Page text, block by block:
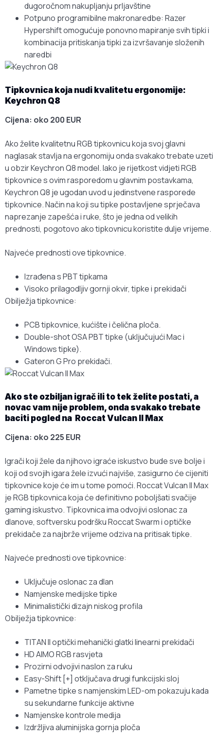
dugoročnom nakupljanju prljavštine
Potpuno programibilne makronaredbe: Razer
Hypershift omogućuje ponovno mapiranje svih tipki i
kombinacija pritiskanja tipki za izvršavanje složenih
naredbi
Tipkovnica koja nudi kvalitetu ergonomije:
Keychron Q8
Cijena: oko 200 EUR
Ako želite kvalitetnu RGB tipkovnicu koja svoj glavni
naglasak stavlja na ergonomiju onda svakako trebate uzeti
u obzir Keychron Q8 model. Iako je rijetkost vidjeti RGB
tipkovnice s ovim rasporedom u glavnim postavkama,
Keychron Q8 je ugodan uvod u jedinstvene rasporede
tipkovnice. Način na koji su tipke postavljene sprječava
naprezanje zapešća i ruke, što je jedna od velikih
prednosti, pogotovo ako tipkovnicu koristite dulje vrijeme.
Najveće prednosti ove tipkovnice.
Izrađena s PBT tipkama
Visoko prilagodljiv gornji okvir, tipke i prekidači
Obilježja tipkovnice:
PCB tipkovnice, kućište i čelična ploča.
Double-shot OSA PBT tipke (uključujući Mac i
Windows tipke).
Gateron G Pro prekidači.
Ako ste ozbiljan igrač ili to tek želite postati, a
novac vam nije problem, onda svakako trebate
baciti pogled na Roccat Vulcan II Max
Cijena: oko 225 EUR
Igrači koji žele da njihovo igraće iskustvo bude sve bolje i
koji od svojih igara žele izvući najviše, zasigurno će cijeniti
tipkovnice koje će im u tome pomoći. Roccat Vulcan II Max
je RGB tipkovnica koja će definitivno poboljšati svačije
gaming iskustvo. Tipkovnica ima odvojivi oslonac za
dlanove, softversku podršku Roccat Swarm i optičke
prekidače za najbrže vrijeme odziva na pritisak tipke.
Najveće prednosti ove tipkovnice:
Uključuje oslonac za dlan
Namjenske medijske tipke
Minimalistički dizajn niskog profila
Obilježja tipkovnice:
TITAN II optički mehanički glatki linearni prekidači
HD AIMO RGB rasvjeta
Prozirni odvojivi naslon za ruku
Easy-Shift [+] otključava drugi funkcijski sloj
Pametne tipke s namjenskim LED-om pokazuju kada
su sekundarne funkcije aktivne
Namjenske kontrole medija
Izdržljiva aluminijska gornja ploča